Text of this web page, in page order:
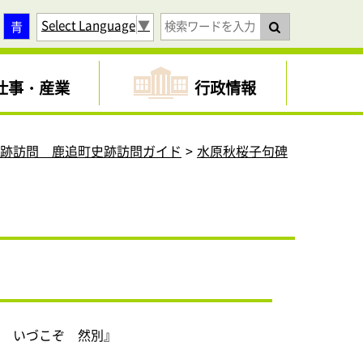
青 Select Language▼
事・産業 行政情報
訪問 鹿追町史跡訪問ガイド 水原秋桜子句碑
づこぞ 然別』